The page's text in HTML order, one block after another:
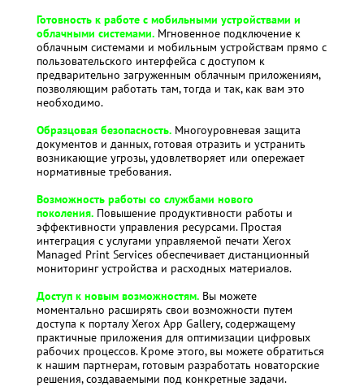
Готовность к работе с мобильными устройствами и
облачными системами. Мгновенное подключение к
облачным системами и мобильным устройствам прямо с
пользовательского интерфейса с доступом к
предварительно загруженным облачным приложениям,
позволяющим работать там, тогда и так, как вам это
необходимо.
Образцовая безопасность. Многоуровневая защита
документов и данных, готовая отразить и устранить
возникающие угрозы, удовлетворяет или опережает
нормативные требования.
Возможность работы со службами нового
поколения. Повышение продуктивности работы и
эффективности управления ресурсами. Простая
интеграция с услугами управляемой печати Xerox
Managed Print Services обеспечивает дистанционный
мониторинг устройства и расходных материалов.
Доступ к новым возможностям. Вы можете
моментально расширять свои возможности путем
доступа к порталу Xerox App Gallery, содержащему
практичные приложения для оптимизации цифровых
рабочих процессов. Кроме этого, вы можете обратиться
к нашим партнерам, готовым разработать новаторские
решения, создаваемыми под конкретные задачи.